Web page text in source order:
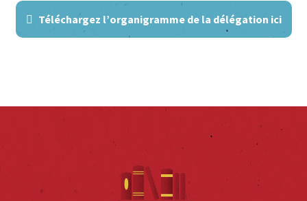
Téléchargez l’organigramme de la délégation ici